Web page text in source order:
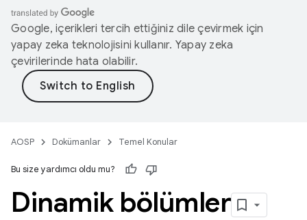
Google, içerikleri tercih ettiğiniz dile çevirmek için
yapay zeka teknolojisini kullanır. Yapay zeka
çevirilerinde hata olabilir.
AOSP Dokümanlar Temel Konular
Bu size yardımcı oldu mu?
Dinamik bölümler